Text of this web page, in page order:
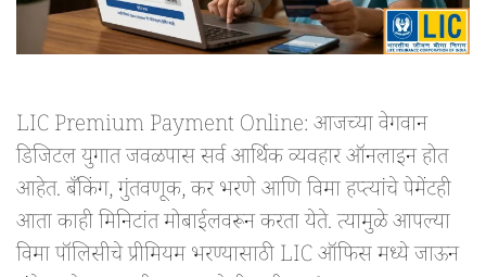
LIC Premium Payment Online: आजच्या वेगवान
डिजिटल युगात जवळपास सर्व आर्थिक व्यवहार ऑनलाइन होत
आहेत. बँकिंग, गुंतवणूक, कर भरणे आणि विमा हप्त्यांचे पेमेंटही
आता काही मिनिटांत मोबाईलवरून करता येते. त्यामुळे आपल्या
विमा पॉलिसीचे प्रीमियम भरण्यासाठी LIC ऑफिस मध्ये जाऊन